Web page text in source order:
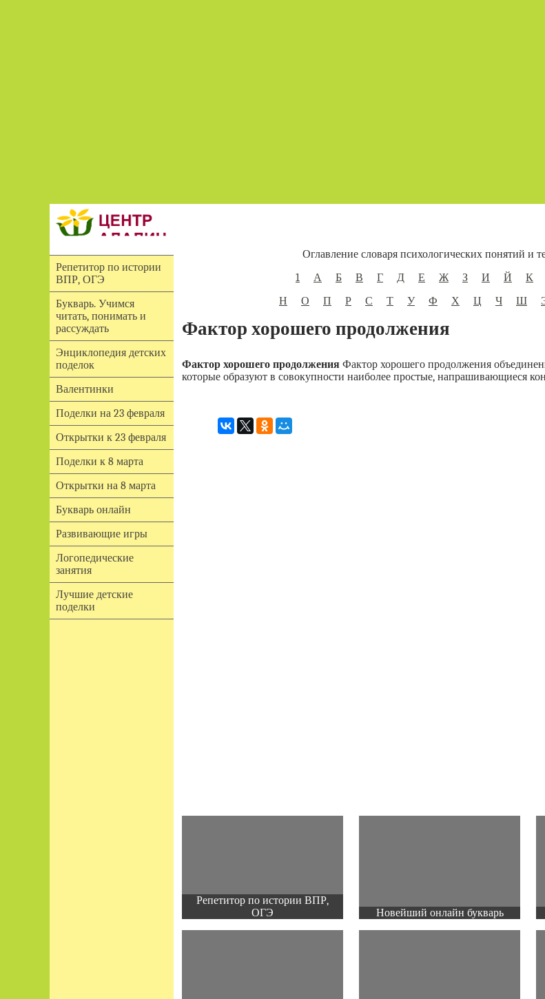
Репетитор по истории
ВПР, ОГЭ
Букварь. Учимся
читать, понимать и
рассуждать
Энциклопедия детских
поделок
Валентинки
Поделки на 23 февраля
Открытки к 23 февраля
Поделки к 8 марта
Открытки на 8 марта
Букварь онлайн
Развивающие игры
Логопедические
занятия
Лучшие детские
поделки
Оглавление словаря психологических понятий и
1
А Б В Г Д Е Ж З И Й К
Н
О П Р С Т У Ф Х Ц Ч Ш
Фактор хорошего продолжения
Фактор хорошего продолженияФактор хорошего продолжения
которые образуют в совокупности наиболее простые, напрашивающиеся
Репетитор по истории ВПР,
ОГЭ
Новейший онлайн букварь